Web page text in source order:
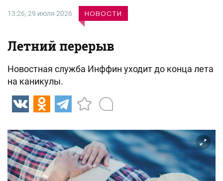
13:26, 29 июля 2026 НОВОСТИ
Летний перерыв
Новостная служба Инффин уходит до конца лета
на каникулы.